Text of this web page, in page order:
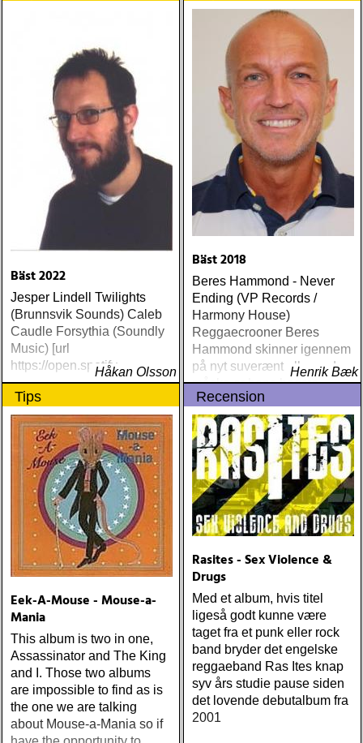
Bäst 2022
Jesper Lindell Twilights
(Brunnsvik Sounds) Caleb
Caudle Forsythia (Soundly
Music) [url
https://open.spotifyHåkan Olsson
Bäst 2018
Beres Hammond - Never
Ending (VP Records /
Harmony House)
Reggaecrooner Beres
Hammond skinner igennem
på nyt suverænt album, der
måske er hans bedste
gennem tiderne
Henrik Bæk
Tips
Eek-A-Mouse - Mouse-a-
Mania
This album is two in one,
Assassinator and The King
and I. Those two albums
are impossible to find as is
the one we are talking
about Mouse-a-Mania so if
Recension
Rasites - Sex Violence &
Drugs
Med et album, hvis titel
ligeså godt kunne være
taget fra et punk eller rock
band bryder det engelske
reggaeband Ras Ites knap
syv års studie pause siden
det lovende debutalbum fra
2001